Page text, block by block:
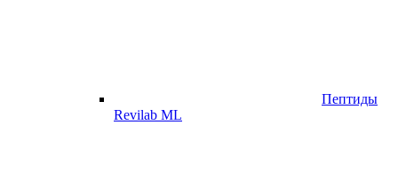
Пептиды
Revilab ML